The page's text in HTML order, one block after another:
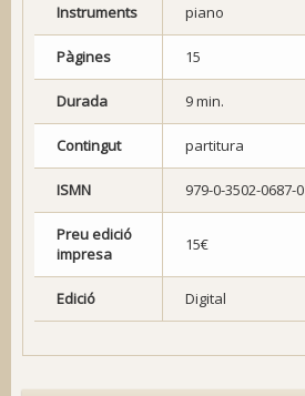
Instruments piano
Pàgines 15
Durada 9 min.
Contingut partitura
ISMN 979-0-3502-0687-0
Preu edició
impresa
15€
Edició Digital